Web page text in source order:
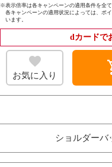
※表示倍率は各キャンペーンの適用条件を全
各キャンペーンの適用状況によっては、ポ
います。
dカードで
お気に入り
ショルダーバ